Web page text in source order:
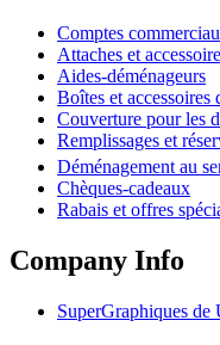
Comptes
Attaches et
Aides-déménageurs
Boîtes et accessoires
Couverture pour les
Remplissages et
Déménagement au
Chèques-cadeaux
Rabais et offres
Company Info
SuperGraphiques de